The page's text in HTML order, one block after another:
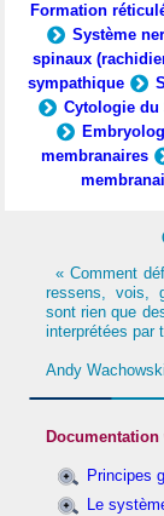
Formation
Système
spinaux
sympathique
Cytologie du
membranaires
« Comment
ressens, vois,
sont rien que
interprétées par
Andy Wachowski
Documentation
Principes
Le